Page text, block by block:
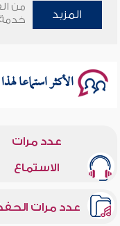
وأمنهم من خوف 9
المزيد
من
خدمة
الأكثر استماعا
عدد مرات
الاستماع
عدد مرات